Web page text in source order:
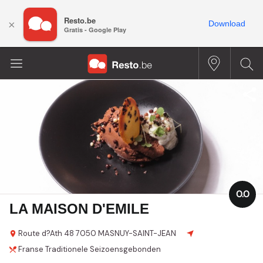
LA MAISON D'EMILE
Route d?Ath 48 7050 MASNUY-SAINT-JEAN
0.0
Franse Traditionele Seizoensgebonden
× Resto.be
Gratis - Google Play
Download